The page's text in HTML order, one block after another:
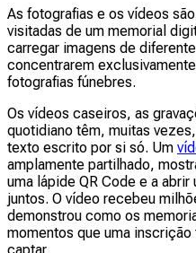
As fotografias e os vídeos
visitadas de um memorial
carregar imagens de
concentrarem
fotografias fúnebres.
Os vídeos caseiros, as
quotidiano têm, muitas
texto escrito por si só. Um
amplamente partilhado,
uma lápide QR Code e a
juntos. O vídeo recebeu
demonstrou como os
momentos que uma